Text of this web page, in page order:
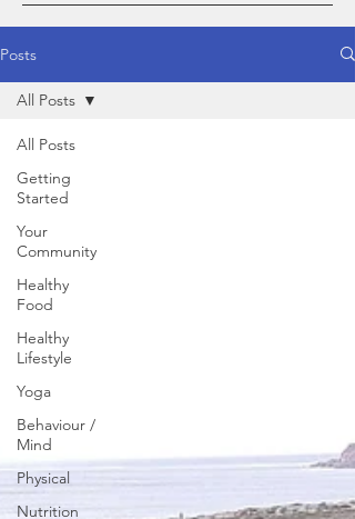
Posts
All Posts
Getting
Started
Your
Community
Healthy
Food
Healthy
Lifestyle
Yoga
Behaviour /
Mind
Physical
Nutrition
All Posts